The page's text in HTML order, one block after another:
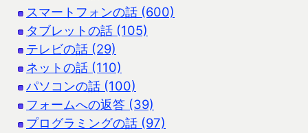
スマートフォンの話 (600)
タブレットの話 (105)
テレビの話 (29)
ネットの話 (110)
パソコンの話 (100)
フォームへの返答 (39)
プログラミングの話 (97)